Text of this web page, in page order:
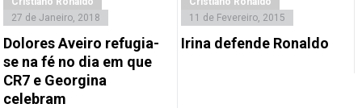
27 de Janeiro, 2018
Dolores Aveiro refugia-
se na fé no dia em que
CR7 e Georgina
celebram
11 de Fevereiro, 2015
Irina defende Ronaldo